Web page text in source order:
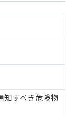
知すべき危険物